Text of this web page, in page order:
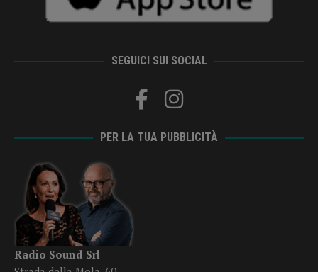
SEGUICI SUI SOCIAL
PER LA TUA PUBBLICITÀ
Radio Sound Srl